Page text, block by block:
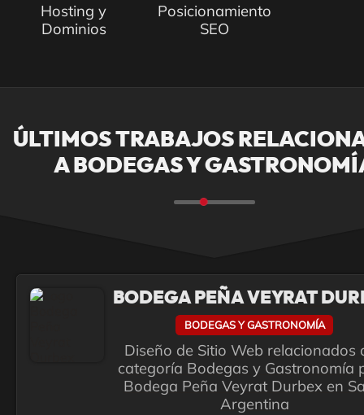
Hosting y
Dominios
Posicionamiento
SEO
ÚLTIMOS TRABAJOS
A BODEGAS Y
BODEGA PEÑA VEYRAT
BODEGAS Y GASTRONOMÍA
Diseño de Sitio Web relacionados
categoría Bodegas y Gastronomía
Bodega Peña Veyrat Durbex en
Argentina